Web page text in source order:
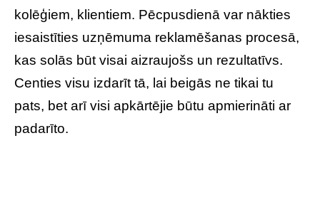
kolēģiem, klientiem. Pēcpusdienā var nākties
iesaistīties uzņēmuma reklamēšanas procesā,
kas solās būt visai aizraujošs un rezultatīvs.
Centies visu izdarīt tā, lai beigās ne tikai tu
pats, bet arī visi apkārtējie būtu apmierināti ar
padarīto.